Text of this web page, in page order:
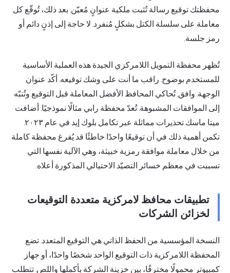
محفظتك توقيع رسالة تُثبت ملكية عنوانٍ مُعيّن. بعد ذلك، تُوقّع كل
معاملة على سلسلة الكتل بشكلٍ مُنفرد. لا حاجة إلى إذنٍ دائم أو
رمز جلسة.
تُظهر محفظة التمويل اللامركزي الجيدة هذه العملية الأساسية
للمستخدم بوضوح. راقب ما أنت على وشك توقيعه. أكّد عنوان
الوجهة. وافق. تُحاكي المحافظ الأفضل المعاملة قبل التوقيع وتُنبّه
إلى الموافقات المشبوهة. تُعدّ محفظة رابي مثالًا نموذجيًا. أضافت
ميتا ماسك تحذيرات مماثلة عبر تكامل بلوك إيد في عام ٢٠٢٣.
تكمن أهمية ذلك في أن توقيعًا واحدًا خاطئًا قد يُفرغ محفظة كاملة
من خلال معاملة موافقة رمزية خبيثة، وهي الآلية نفسها التي
تسببت في معظم خسائر التصيّد الاحتيالي المذكورة أعلاه.
تطبيقات محافظ لامركزية متعددة التوقيعات
لخزائن الشركات
النسخة المؤسسية من الحفظ الذاتي هي التوقيع المتعدد. تضع
المحفظة اللامركزية ذات التوقيع الواحد شخصًا واحدًا، أو جهاز
كمبيوتر محمولًا مخترقًا، بين خزينة الشركة بأكملها واللص. تتطلب